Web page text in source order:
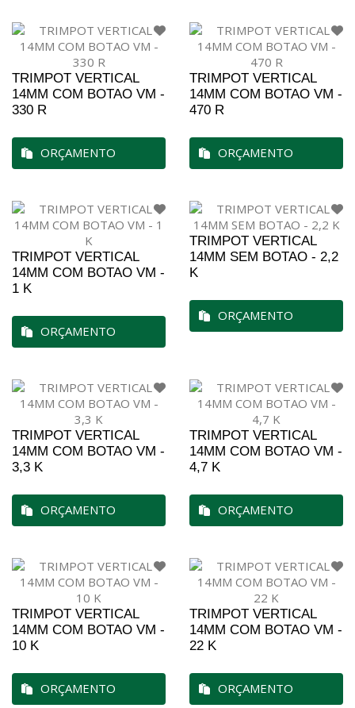
TRIMPOT VERTICAL
14MM COM BOTAO VM -
330 R
ORÇAMENTO
TRIMPOT VERTICAL
14MM COM BOTAO VM -
470 R
ORÇAMENTO
TRIMPOT VERTICAL
14MM COM BOTAO VM -
1 K
ORÇAMENTO
TRIMPOT VERTICAL
14MM SEM BOTAO - 2,2
K
ORÇAMENTO
TRIMPOT VERTICAL
14MM COM BOTAO VM -
3,3 K
ORÇAMENTO
TRIMPOT VERTICAL
14MM COM BOTAO VM -
4,7 K
ORÇAMENTO
TRIMPOT VERTICAL
14MM COM BOTAO VM -
10 K
ORÇAMENTO
TRIMPOT VERTICAL
14MM COM BOTAO VM -
22 K
ORÇAMENTO